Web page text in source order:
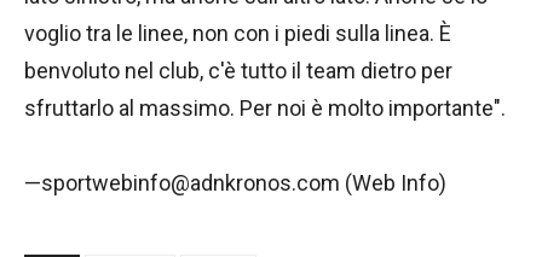
voglio tra le linee, non con i piedi sulla linea. È
benvoluto nel club, c'è tutto il team dietro per
sfruttarlo al massimo. Per noi è molto importante".
—sportwebinfo@adnkronos.com (Web Info)